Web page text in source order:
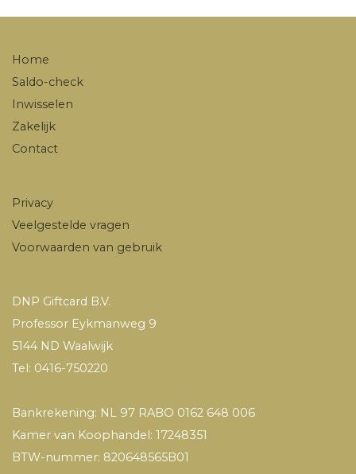
Home
Saldo-check
Inwisselen
Zakelijk
Contact
Privacy
Veelgestelde vragen
Voorwaarden van gebruik
DNP Giftcard B.V.
Professor Eykmanweg 9
5144 ND Waalwijk
Tel: 0416-750220
Bankrekening: NL 97 RABO 0162 648 006
Kamer van Koophandel: 17248351
BTW-nummer: 820648565B01